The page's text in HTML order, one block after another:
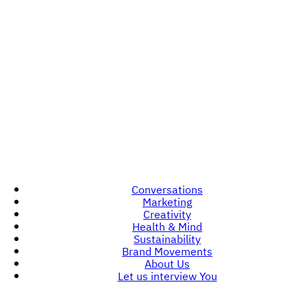
Conversations
Marketing
Creativity
Health & Mind
Sustainability
Brand Movements
About Us
Let us interview You